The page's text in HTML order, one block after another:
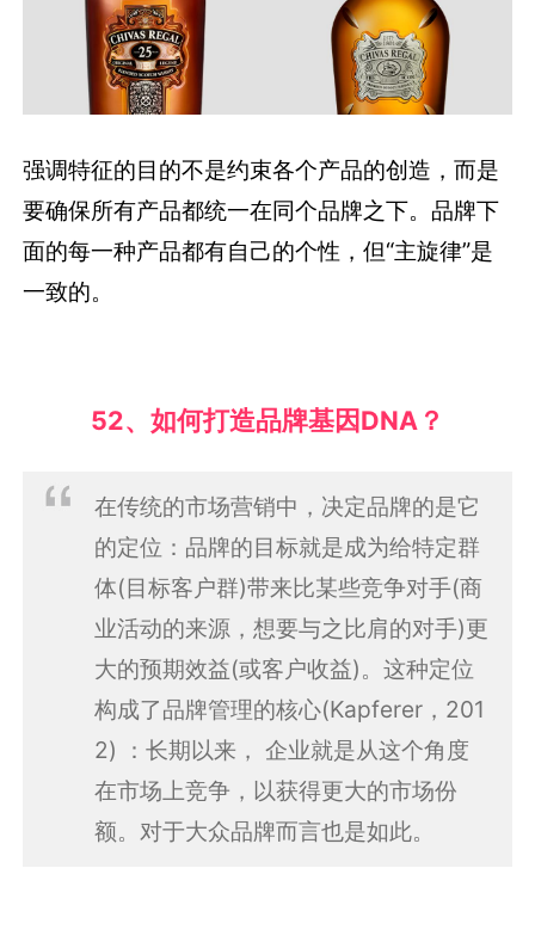
强调特征的目的不是约束各个产品的创造，而是
要确保所有产品都统一在同个品牌之下。品牌下
面的每一种产品都有自己的个性，但“主旋律”是
一致的。
52、如何打造品牌基因DNA？
在传统的市场营销中，决定品牌的是它
的定位：品牌的目标就是成为给特定群
体(目标客户群)带来比某些竞争对手(商
业活动的来源，想要与之比肩的对手)更
大的预期效益(或客户收益)。这种定位
构成了品牌管理的核心(Kapferer，201
2) ：长期以来， 企业就是从这个角度
在市场上竞争，以获得更大的市场份
额。对于大众品牌而言也是如此。